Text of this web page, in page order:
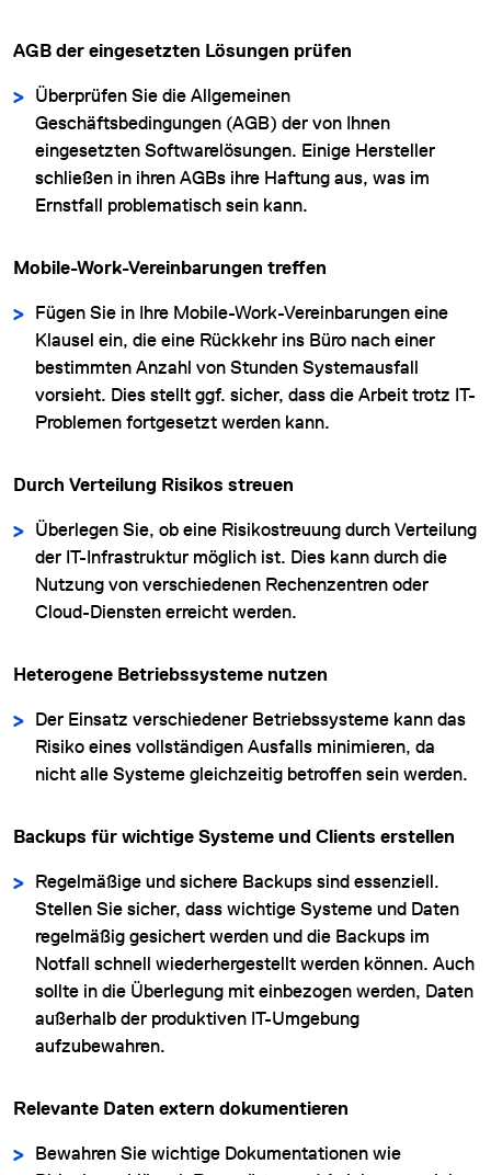
AGB der eingesetzten Lösungen prüfen
Überprüfen Sie die Allgemeinen
Geschäftsbedingungen (AGB) der von Ihnen
eingesetzten Softwarelösungen. Einige Hersteller
schließen in ihren AGBs ihre Haftung aus, was im
Ernstfall problematisch sein kann.
Mobile-Work-Vereinbarungen treffen
Fügen Sie in Ihre Mobile-Work-Vereinbarungen eine
Klausel ein, die eine Rückkehr ins Büro nach einer
bestimmten Anzahl von Stunden Systemausfall
vorsieht. Dies stellt ggf. sicher, dass die Arbeit trotz IT-
Problemen fortgesetzt werden kann.
Durch Verteilung Risikos streuen
Überlegen Sie, ob eine Risikostreuung durch Verteilung
der IT-Infrastruktur möglich ist. Dies kann durch die
Nutzung von verschiedenen Rechenzentren oder
Cloud-Diensten erreicht werden.
Heterogene Betriebssysteme nutzen
Der Einsatz verschiedener Betriebssysteme kann das
Risiko eines vollständigen Ausfalls minimieren, da
nicht alle Systeme gleichzeitig betroffen sein werden.
Backups für wichtige Systeme und Clients erstellen
Regelmäßige und sichere Backups sind essenziell.
Stellen Sie sicher, dass wichtige Systeme und Daten
regelmäßig gesichert werden und die Backups im
Notfall schnell wiederhergestellt werden können. Auch
sollte in die Überlegung mit einbezogen werden, Daten
außerhalb der produktiven IT-Umgebung
aufzubewahren.
Relevante Daten extern dokumentieren
Bewahren Sie wichtige Dokumentationen wie